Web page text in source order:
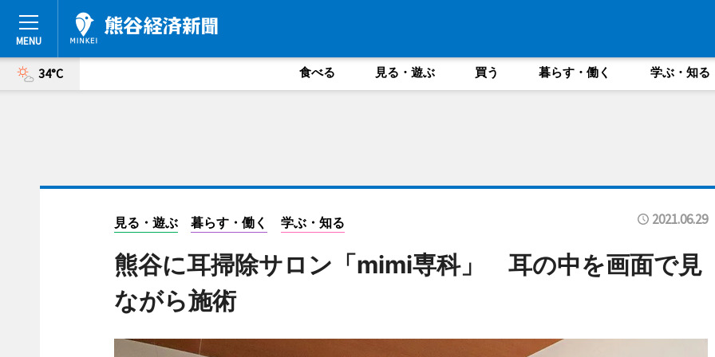
34°C 食べる 見る・遊ぶ 買う 暮らす・働く 学ぶ・知る
見る・遊ぶ 暮らす・働く 学ぶ・知る 2021.06.29
熊谷に耳掃除サロン「mimi専科」 耳の中を画面で見
ながら施術